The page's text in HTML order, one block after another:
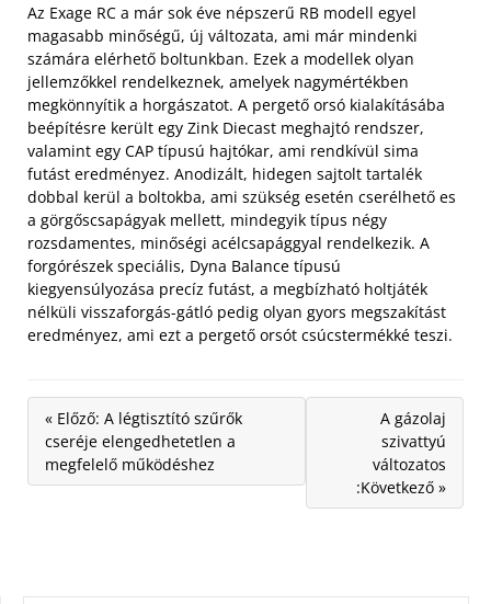
Az Exage RC a már sok éve népszerű RB modell egyel
magasabb minőségű, új változata, ami már mindenki
számára elérhető boltunkban. Ezek a modellek olyan
jellemzőkkel rendelkeznek, amelyek nagymértékben
megkönnyítik a horgászatot. A pergető orsó kialakításába
beépítésre került egy Zink Diecast meghajtó rendszer,
valamint egy CAP típusú hajtókar, ami rendkívül sima
futást eredményez. Anodizált, hidegen sajtolt tartalék
dobbal kerül a boltokba, ami szükség esetén cserélhető es
a görgőscsapágyak mellett, mindegyik típus négy
rozsdamentes, minőségi acélcsapággyal rendelkezik. A
forgórészek speciális, Dyna Balance típusú
kiegyensúlyozása precíz futást, a megbízható holtjáték
nélküli visszaforgás-gátló pedig olyan gyors megszakítást
eredményez, ami ezt a pergető orsót csúcstermékké teszi.
« Előző: A légtisztító szűrők
cseréje elengedhetetlen a
megfelelő működéshez
A gázolaj
szivattyú
változatos
:Következő »